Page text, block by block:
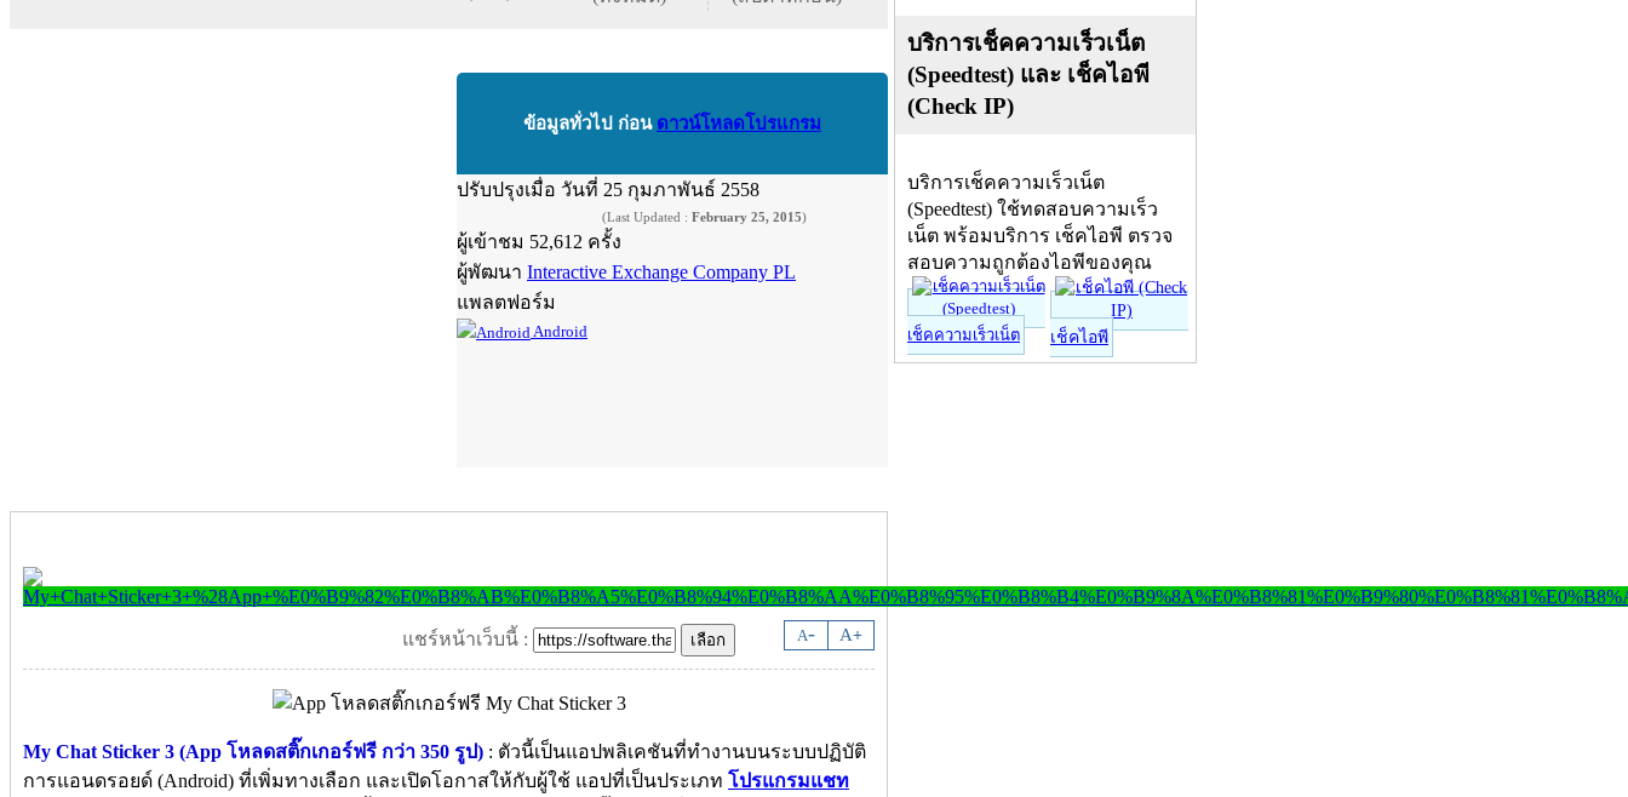
ข้อมูลทั่วไป ก่อน ดาวน์โหลดโปรแกรม
ปรับปรุงเมื่อ วันที่ 25 กุมภาพันธ์ 2558
(Last Updated : February 25, 2015)
ผู้เข้าชม 52,612 ครั้ง
ผู้พัฒนา Interactive Exchange Company PL
แพลตฟอร์ม
Android
A- A+
แชร์หน้าเว็บนี้ :
My Chat Sticker 3 (App โหลดสติ๊กเกอร์ฟรี กว่า 350 รูป) : ตัวนี้เป็นแอปพลิเคชันที่ทำงานบนระบบปฏิบัติ
การแอนดรอยด์ (Android) ที่เพิ่มทางเลือก และเปิดโอกาสให้กับผู้ใช้ แอปที่เป็นประเภท โปรแกรมแชท
บริการเช็คความเร็วเน็ต
(Speedtest) และ เช็คไอพี
(Check IP)
บริการเช็คความเร็วเน็ต
(Speedtest) ใช้ทดสอบความเร็ว
เน็ต พร้อมบริการ เช็คไอพี ตรวจ
สอบความถูกต้องไอพีของคุณ
เช็คความเร็วเน็ต เช็คไอพี